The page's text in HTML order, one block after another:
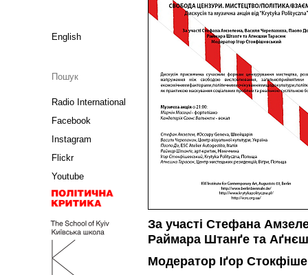
English
Radio International
Facebook
Instagram
Flickr
Youtube
За участі Стефана
Раймара Штанґе та
Модератор Іґор